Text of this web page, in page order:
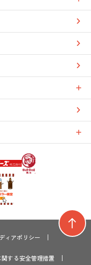
ィアポリシー
する安全管理措置